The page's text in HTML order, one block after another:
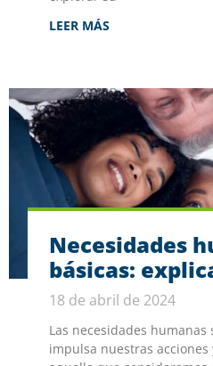
LEER MÁS
Necesidades
básicas:
18 de abril de 2024
Las necesidades
impulsa nuestras acciones